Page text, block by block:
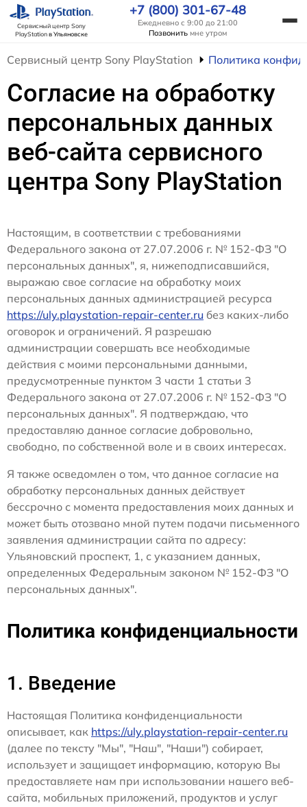
Сервисный центр Sony
PlayStationв Ульяновске
+7 (800) 301-67-48
Ежедневно с 9:00 до 21:00
Позвонить мне утром
Сервисный центр Sony PlayStation Политика
Согласие на обработку
персональных данных
веб-сайта сервисного
центра Sony PlayStation
Настоящим, в соответствии с требованиями
Федерального закона от 27.07.2006 г. № 152-ФЗ "О
персональных данных", я, нижеподписавшийся,
выражаю свое согласие на обработку моих
персональных данных администрацией ресурса
https://uly.playstation-repair-center.ru без каких-либо
оговорок и ограничений. Я разрешаю
администрации совершать все необходимые
действия с моими персональными данными,
предусмотренные пунктом 3 части 1 статьи 3
Федерального закона от 27.07.2006 г. № 152-ФЗ "О
персональных данных". Я подтверждаю, что
предоставляю данное согласие добровольно,
свободно, по собственной воле и в своих интересах.
Я также осведомлен о том, что данное согласие на
обработку персональных данных действует
бессрочно с момента предоставления моих данных и
может быть отозвано мной путем подачи письменного
заявления администрации сайта по адресу:
Ульяновский проспект, 1, с указанием данных,
определенных Федеральным законом № 152-ФЗ "О
персональных данных".
Политика конфиденциальности
1. Введение
Настоящая Политика конфиденциальности
описывает, как https://uly.playstation-repair-center.ru
(далее по тексту "Мы", "Наш", "Наши") собирает,
использует и защищает информацию, которую Вы
предоставляете нам при использовании нашего веб-
сайта, мобильных приложений, продуктов и услуг